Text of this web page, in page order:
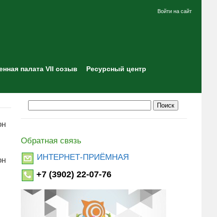
Войти на сайт
палата VII созыв Ресурсный центр
Обратная связь
ИНТЕРНЕТ-ПРИЁМНАЯ
+7 (3902) 22-07-76